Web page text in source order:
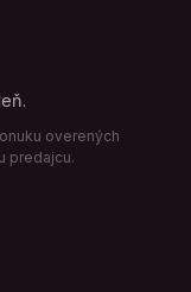
overených
predajcu.